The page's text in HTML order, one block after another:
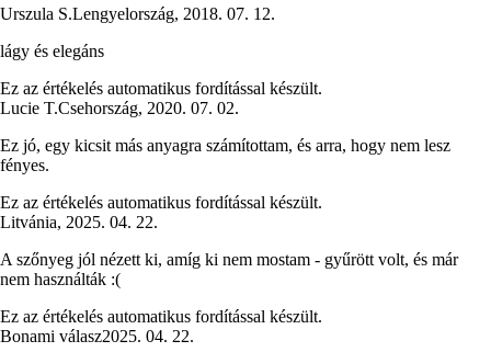
Urszula S.Lengyelország, 2018. 07. 12.
lágy és elegáns
Ez az értékelés automatikus fordítással készült.
Lucie T.Csehország, 2020. 07. 02.
Ez jó, egy kicsit más anyagra számítottam, és arra, hogy nem lesz
fényes.
Ez az értékelés automatikus fordítással készült.
Litvánia, 2025. 04. 22.
A szőnyeg jól nézett ki, amíg ki nem mostam - gyűrött volt, és már
nem használták :(
Ez az értékelés automatikus fordítással készült.
Bonami válasz2025. 04. 22.